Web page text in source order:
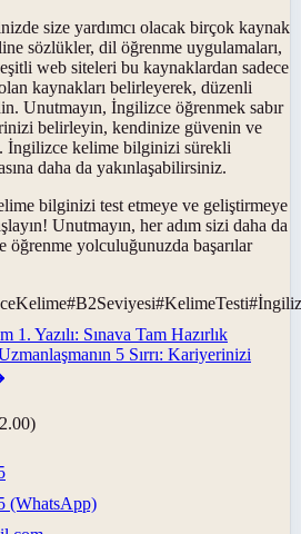
size yardımcı olacak birçok kaynak
sözlükler, dil öğrenme uygulamaları,
web siteleri bu kaynaklardan sadece
kaynakları belirleyerek, düzenli
Unutmayın, İngilizce öğrenmek sabır
belirleyin, kendinize güvenin ve
İngilizce kelime bilginizi sürekli
daha da yakınlaşabilirsiniz.
bilginizi test etmeye ve geliştirmeye
Unutmayın, her adım sizi daha da
öğrenme yolculuğunuzda başarılar
#B2Seviyesi#KelimeTesti#
Yazılı: Sınava Tam Hazırlık
5 Sırrı: Kariyerinizi
(WhatsApp)